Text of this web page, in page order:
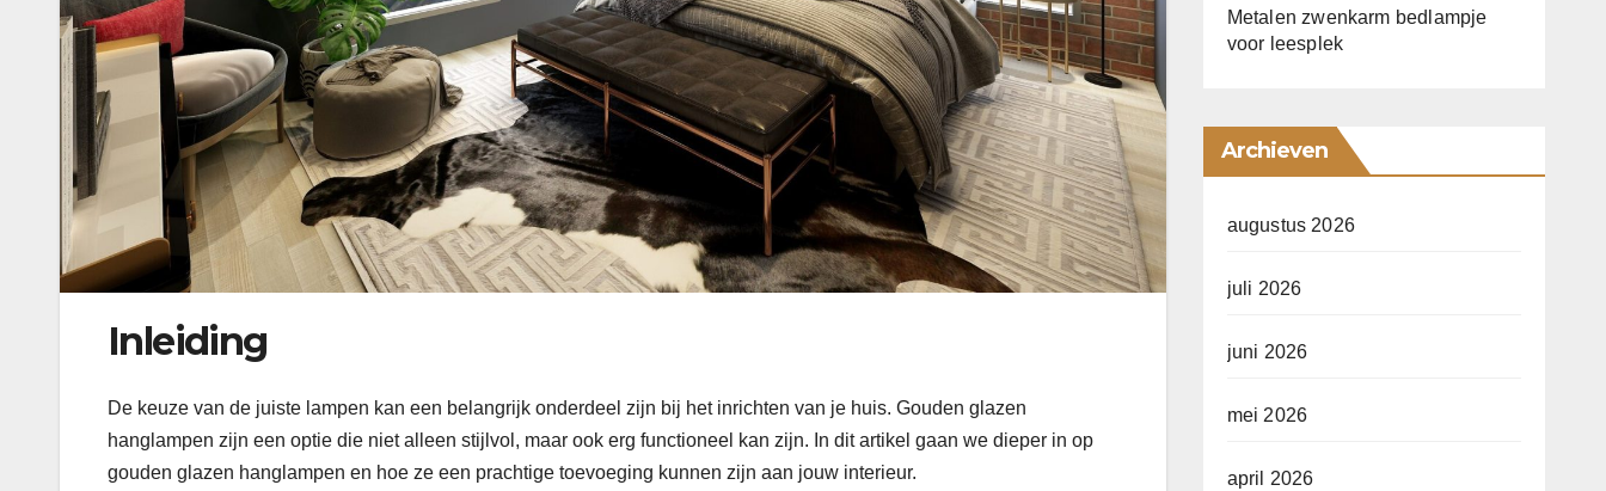
Inleiding
De keuze van de juiste lampen kan een belangrijk onderdeel zijn bij het inrichten van je huis. Gouden glazen
hanglampen zijn een optie die niet alleen stijlvol, maar ook erg functioneel kan zijn. In dit artikel gaan we dieper in op
gouden glazen hanglampen en hoe ze een prachtige toevoeging kunnen zijn aan jouw interieur.
Metalen zwenkarm bedlampje
voor leesplek
Archieven
augustus 2026
juli 2026
juni 2026
mei 2026
april 2026